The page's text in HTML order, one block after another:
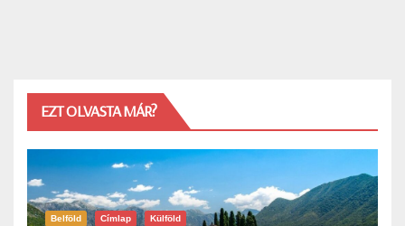
EZT OLVASTA MÁR?
Belföld Címlap Külföld